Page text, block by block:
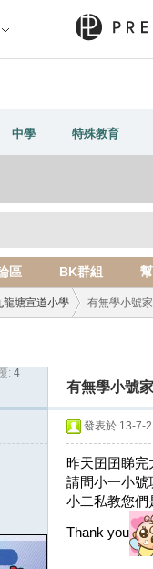
中學 特殊教育
區 BK群組
龍塘宣道小學
›
有無學小號
: 4
有無學小號
發表於 13-7-
昨天囝囝睇完
請問小一小號
小二私教您們
Thank you